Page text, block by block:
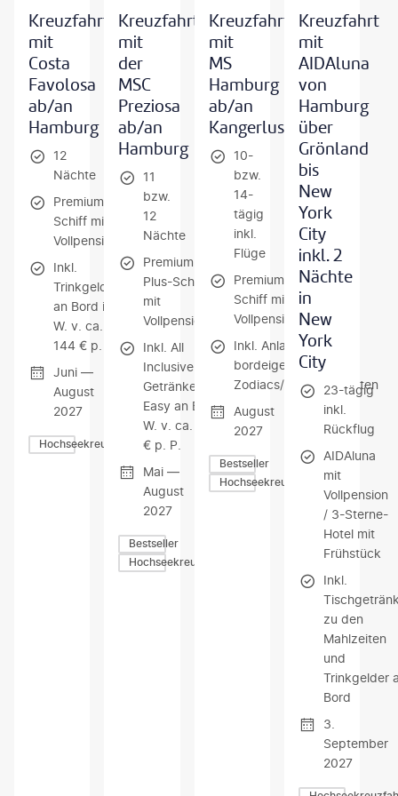
Kreuzfahrt
mit
Costa
Favolosa
ab/an
Hamburg
12
Nächte
Premium-
Schiff mit
Vollpension
Inkl.
Trinkgelder
an Bord i.
W. v. ca.
144 € p. P.
Juni —
August
2027
Hochseekreuzfahrten
Kreuzfahrt
mit
der
MSC
Preziosa
ab/an
Hamburg
11
bzw.
12
Nächte
Premium-
Plus-Schiff
mit
Vollpension
Inkl. All
Inclusive-
Getränkepaket
Easy an Bord i.
W. v. ca. 400
€ p. P.
Mai —
August
2027
Bestseller
Hochseekreuzfahrten
Kreuzfahrt
mit
MS
Hamburg
ab/an
Kangerlussuaq
10-
bzw.
14-
tägig
inkl.
Flüge
Premium-
Schiff mit
Vollpension
Inkl. Anlandungen mit
bordeigenen
Zodiacs/Schlauchbooten
August
2027
Bestseller
Hochseekreuzfahrten
Kreuzfahrt
mit
AIDAluna
von
Hamburg
über
Grönland
bis
New
York
City
inkl. 2
Nächte
in
New
York
City
23-tägig
inkl.
Rückflug
AIDAluna
mit
Vollpension
/ 3-Sterne-
Hotel mit
Frühstück
Inkl.
zu den
Mahlzeiten
und
Trinkgelder
Bord
3.
September
2027